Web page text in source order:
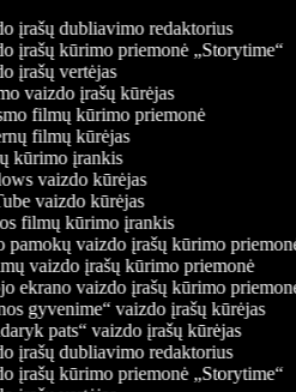
įrašų dubliavimo redaktorius
įrašų kūrimo priemonė „Storytime“
įrašų vertėjas
vaizdo įrašų kūrėjas
filmų kūrimo priemonė
filmų kūrėjas
kūrimo įrankis
vaizdo kūrėjas
vaizdo kūrėjas
filmų kūrimo įrankis
vaizdo įrašų kūrimo priemonė
vaizdo įrašų kūrimo priemonė
ekrano vaizdo įrašų kūrimo priemonė
gyvenime“ vaizdo įrašų kūrėjas
pats“ vaizdo įrašų kūrėjas
įrašų dubliavimo redaktorius
įrašų kūrimo priemonė „Storytime“